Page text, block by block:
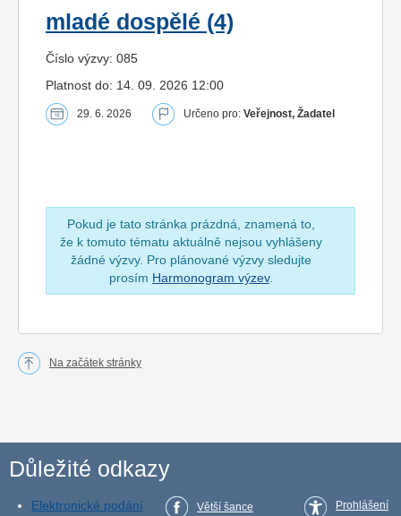
mladé dospělé (4)
Číslo výzvy: 085
Platnost do: 14. 09. 2026 12:00
29. 6. 2026 Určeno pro: Veřejnost, Žadatel
Pokud je tato stránka prázdná, znamená to,
že k tomuto tématu aktuálně nejsou vyhlášeny
žádné výzvy. Pro plánované výzvy sledujte
prosím Harmonogram výzev.
Na začátek stránky
Důležité odkazy
Elektronické podání
Větší šance
Prohlášení